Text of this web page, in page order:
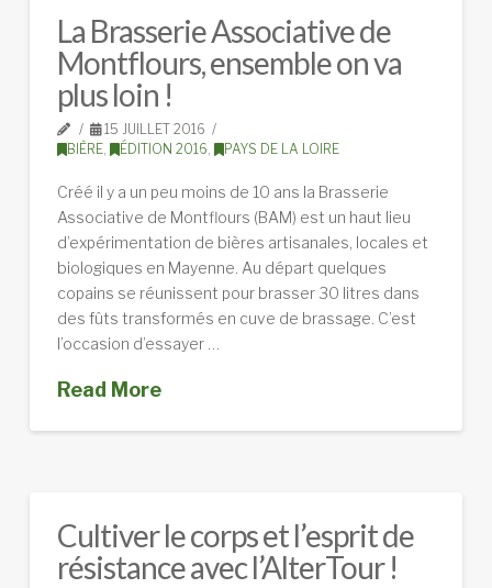
La Brasserie Associative de
Montflours, ensemble on va
plus loin !
15 JUILLET 2016
BIÈRE, ÉDITION 2016, PAYS DE LA LOIRE
Créé il y a un peu moins de 10 ans la Brasserie
Associative de Montflours (BAM) est un haut lieu
d’expérimentation de bières artisanales, locales et
biologiques en Mayenne. Au départ quelques
copains se réunissent pour brasser 30 litres dans
des fûts transformés en cuve de brassage. C’est
l’occasion d’essayer …
Read More
Cultiver le corps et l’esprit de
résistance avec l’AlterTour !